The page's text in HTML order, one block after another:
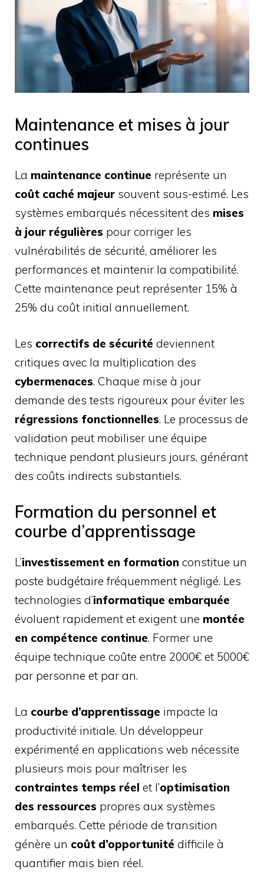
Maintenance et mises à jour
continues
La maintenance continue représente un
coût caché majeur souvent sous-estimé. Les
systèmes embarqués nécessitent des mises
à jour régulières pour corriger les
vulnérabilités de sécurité, améliorer les
performances et maintenir la compatibilité.
Cette maintenance peut représenter 15% à
25% du coût initial annuellement.
Les correctifs de sécurité deviennent
critiques avec la multiplication des
cybermenaces. Chaque mise à jour
demande des tests rigoureux pour éviter les
régressions fonctionnelles. Le processus de
validation peut mobiliser une équipe
technique pendant plusieurs jours, générant
des coûts indirects substantiels.
Formation du personnel et
courbe d’apprentissage
L’investissement en formation constitue un
poste budgétaire fréquemment négligé. Les
technologies d’informatique embarquée
évoluent rapidement et exigent une montée
en compétence continue. Former une
équipe technique coûte entre 2000€ et 5000€
par personne et par an.
La courbe d’apprentissage impacte la
productivité initiale. Un développeur
expérimenté en applications web nécessite
plusieurs mois pour maîtriser les
contraintes temps réel et l’optimisation
des ressources propres aux systèmes
embarqués. Cette période de transition
génère un coût d’opportunité difficile à
quantifier mais bien réel.